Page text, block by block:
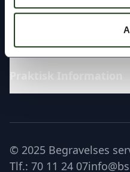
Læs om
Praktisk Information
© 2025 Begravelses
Tlf.: 70 11 24 07